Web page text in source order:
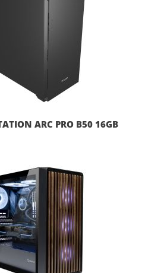
ARC PRO B50 16GB